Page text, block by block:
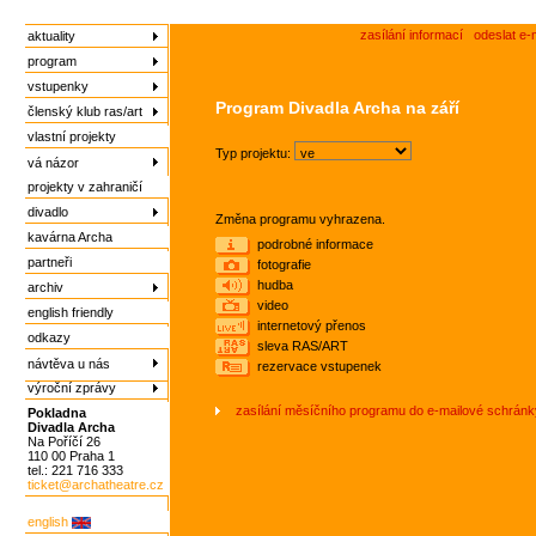
aktuality
program
vstupenky
členský klub ras/art
vlastní projekty
vá názor
projekty v zahraničí
divadlo
kavárna Archa
partneři
archiv
english friendly
odkazy
návtěva u nás
výroční zprávy
Pokladna
Divadla Archa
Na Poříčí 26
110 00 Praha 1
tel.: 221 716 333
ticket@archatheatre.cz
english
zasílání informací odeslat e-
Program Divadla Archa na září
Typ projektu:
Změna programu vyhrazena.
podrobné informace
fotografie
hudba
video
internetový přenos
sleva RAS/ART
rezervace vstupenek
zasílání měsíčního programu do e-mailové